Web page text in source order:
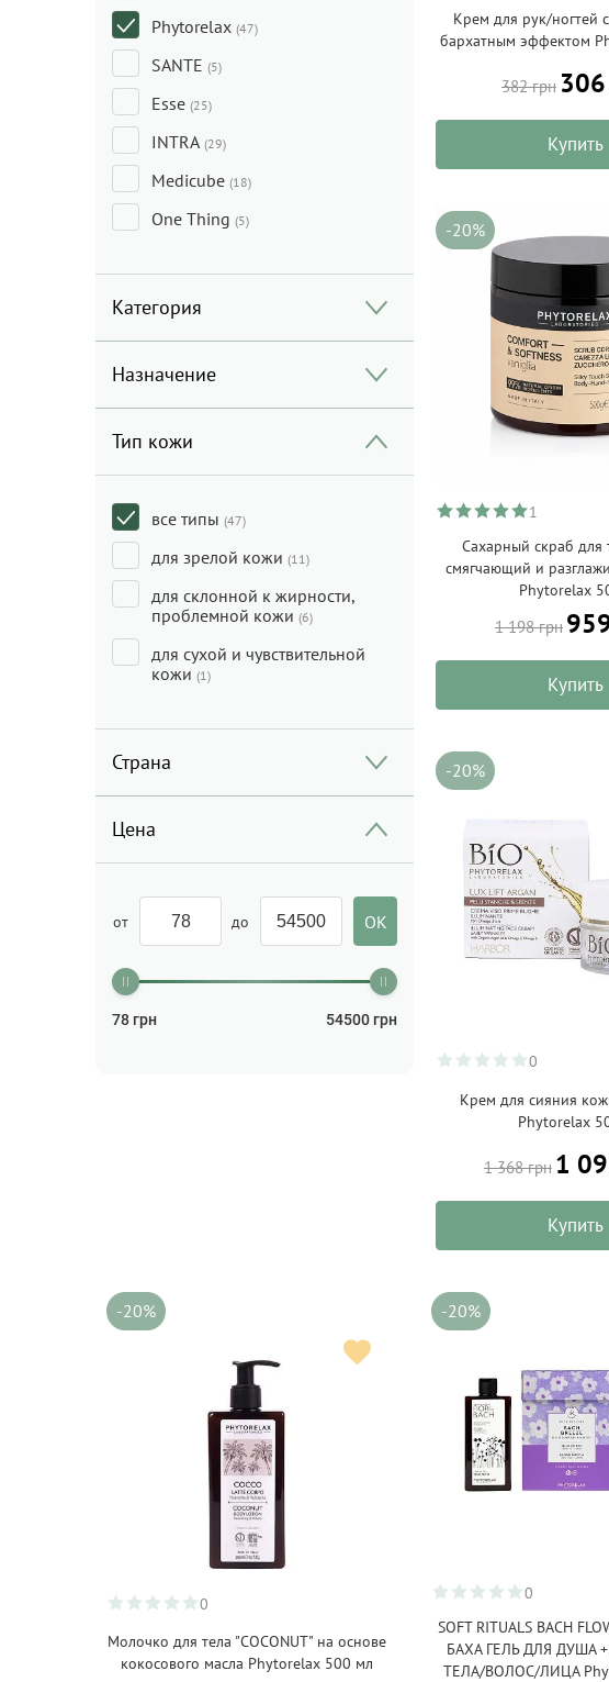
Phytorelax (47)
SANTE (5)
Esse (25)
INTRA (29)
Medicube (18)
One Thing (5)
Категория
Назначение
Тип кожи
все типы (47)
для зрелой кожи (11)
для склонной к жирности,
проблемной кожи (6)
для сухой и чувствительной
кожи (1)
Страна
Цена
от до
78 грн 54500 грн
Крем для рук/ногтей
бархатным эффектом
382 грн
Купить
-20%
1
Сахарный скраб для
смягчающий и
Phytorelax
1 198 грн
Купить
-20%
0
Крем для сияния
Phytorelax
1 368 грн 1
Купить
-20%
0
Молочко для тела "COCONUT" на основе
кокосового масла Phytorelax 500 мл
-20%
0
SOFT RITUALS BACH
БАХА ГЕЛЬ ДЛЯ ДУША
ТЕЛА/ВОЛОС/ЛИЦА